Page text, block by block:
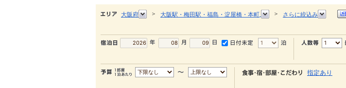
大阪府 ＞ 大阪駅・梅田駅・福島・淀屋橋・本町 ＞ さらに絞込み
指定あり